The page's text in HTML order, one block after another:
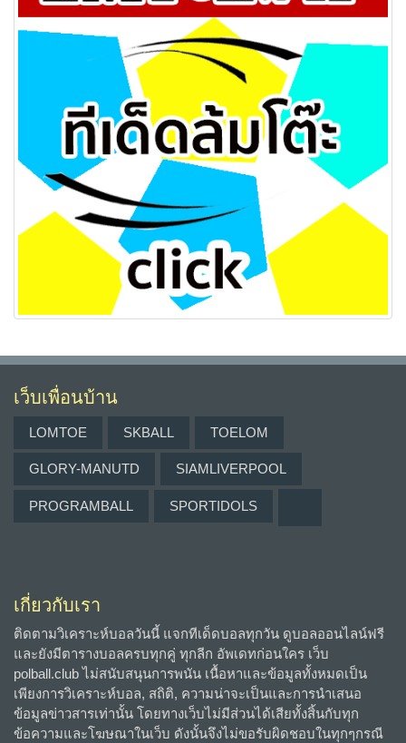
เว็บเพื่อนบ้าน
LOMTOE SKBALL TOELOM
GLORY-MANUTD SIAMLIVERPOOL
PROGRAMBALL SPORTIDOLS
เกี่ยวกับเรา
ติดตามวิเคราะห์บอลวันนี้ แจกทีเด็ดบอลทุกวัน ดูบอลออนไลน์ฟรี
และยังมีตารางบอลครบทุกคู่ ทุกลีก อัพเดทก่อนใคร เว็บ
polball.club ไม่สนับสนุนการพนัน เนื้อหาและข้อมูลทั้งหมดเป็น
เพียงการวิเคราะห์บอล, สถิติ, ความน่าจะเป็นและการนำเสนอ
ข้อมูลข่าวสารเท่านั้น โดยทางเว็บไม่มีส่วนได้เสียทั้งสิ้นกับทุก
ข้อความและโฆษณาในเว็บ ดังนั้นจึงไม่ขอรับผิดชอบในทุกๆกรณี